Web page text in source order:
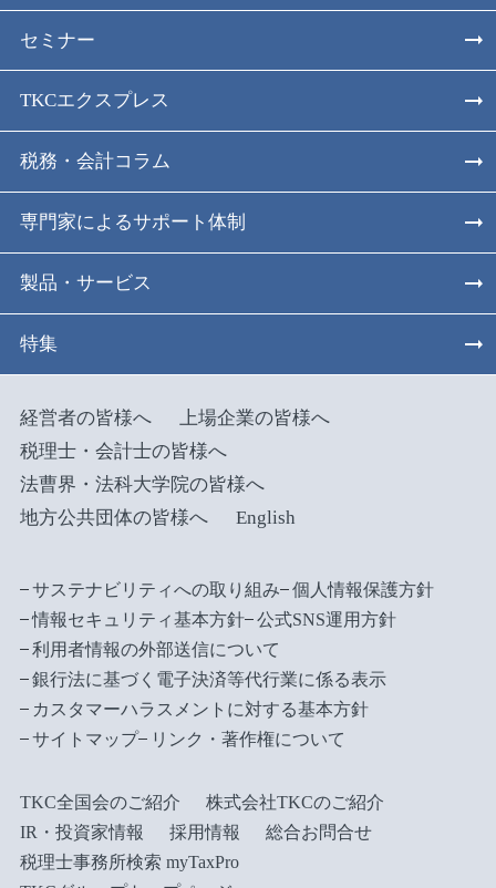
セミナー
TKCエクスプレス
税務・会計コラム
専門家によるサポート体制
製品・サービス
特集
経営者の皆様へ
上場企業の皆様へ
税理士・会計士の皆様へ
法曹界・法科大学院の皆様へ
地方公共団体の皆様へ
English
サステナビリティへの取り組み
個人情報保護方針
情報セキュリティ基本方針
公式SNS運用方針
利用者情報の外部送信について
銀行法に基づく電子決済等代行業に係る表示
カスタマーハラスメントに対する基本方針
サイトマップ
リンク・著作権について
TKC全国会のご紹介
株式会社TKCのご紹介
IR・投資家情報
採用情報
総合お問合せ
税理士事務所検索 myTaxPro